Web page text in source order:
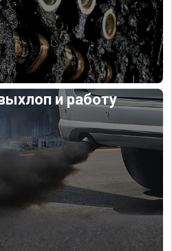
и работу